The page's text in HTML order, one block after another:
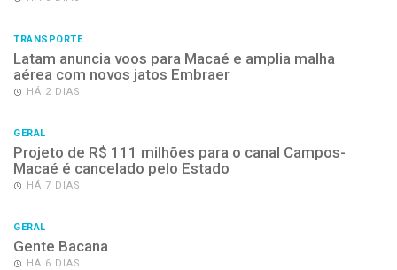
TRANSPORTE
Latam anuncia voos para Macaé e amplia malha
aérea com novos jatos Embraer
HÁ 2 DIAS
GERAL
Projeto de R$ 111 milhões para o canal Campos-
Macaé é cancelado pelo Estado
HÁ 7 DIAS
GERAL
Gente Bacana
HÁ 6 DIAS